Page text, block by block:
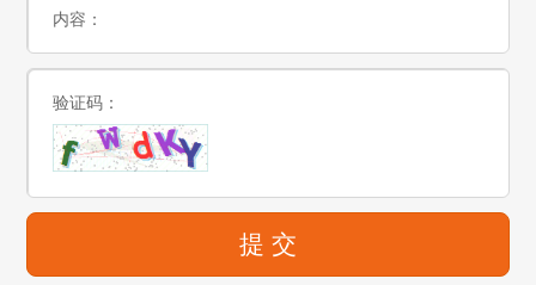
内容：
验证码：